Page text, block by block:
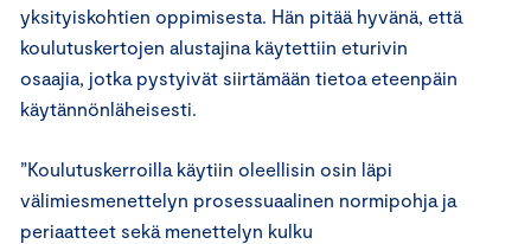
yksityiskohtien oppimisesta. Hän pitää hyvänä, että
koulutuskertojen alustajina käytettiin eturivin
osaajia, jotka pystyivät siirtämään tietoa eteenpäin
käytännönläheisesti.
”Koulutuskerroilla käytiin oleellisin osin läpi
välimiesmenettelyn prosessuaalinen normipohja ja
periaatteet sekä menettelyn kulku